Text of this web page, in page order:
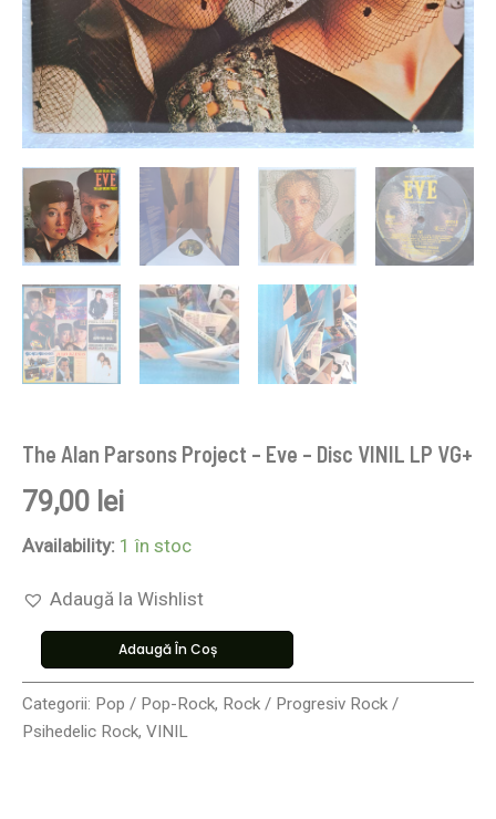
The Alan Parsons Project – Eve – Disc VINIL LP VG+
79,00 lei
Availability: 1 în stoc
Adaugă la Wishlist
Adaugă În Coș
Categorii: Pop / Pop-Rock, Rock / Progresiv Rock /
Psihedelic Rock, VINIL